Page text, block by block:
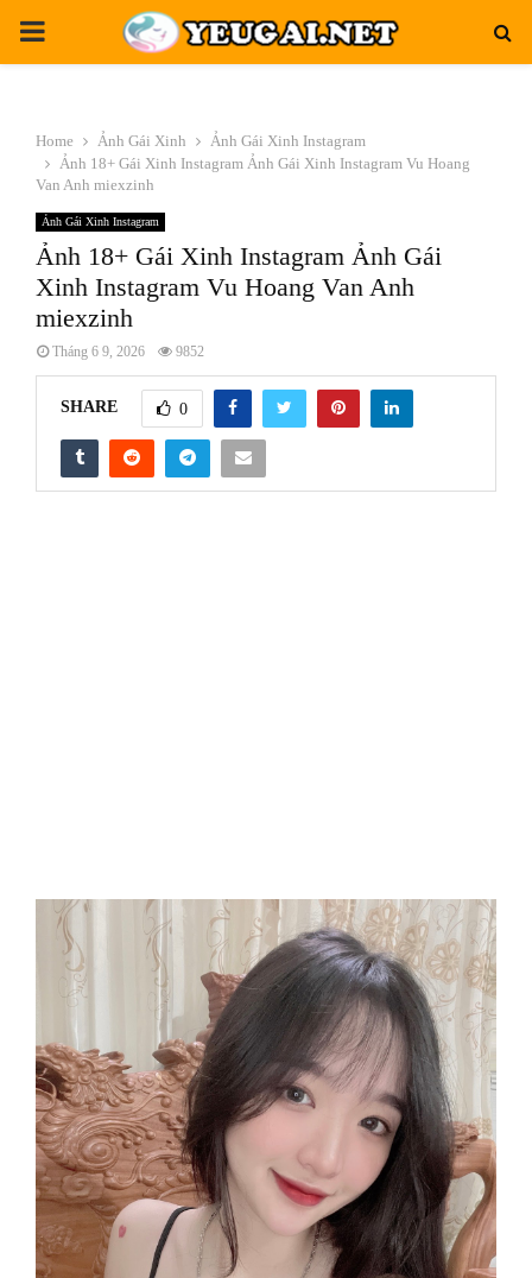
PRIMARY
Home Ảnh Gái Xinh
Ảnh Gái Xinh Instagram
Ảnh 18+ Gái Xinh Instagram Ảnh Gái Xinh Instagram Vu Hoang
Van Anh miexzinh
Ảnh Gái Xinh Instagram
Ảnh 18+ Gái Xinh Instagram Ảnh Gái
Xinh Instagram Vu Hoang Van Anh
miexzinh
Tháng 6 9, 2026 9852
SHARE 0